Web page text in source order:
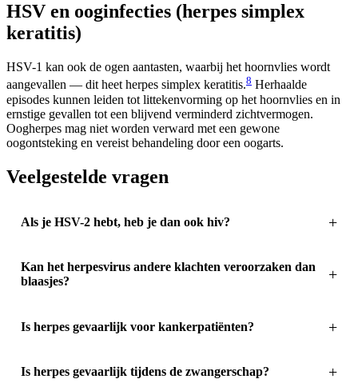
HSV en ooginfecties (herpes simplex
keratitis)
HSV-1 kan ook de ogen aantasten, waarbij het hoornvlies wordt
aangevallen — dit heet herpes simplex keratitis.8 Herhaalde
episodes kunnen leiden tot littekenvorming op het hoornvlies en in
ernstige gevallen tot een blijvend verminderd zichtvermogen.
Oogherpes mag niet worden verward met een gewone
oogontsteking en vereist behandeling door een oogarts.
Veelgestelde vragen
Als je HSV-2 hebt, heb je dan ook hiv?
Kan het herpesvirus andere klachten veroorzaken dan
blaasjes?
Is herpes gevaarlijk voor kankerpatiënten?
Is herpes gevaarlijk tijdens de zwangerschap?